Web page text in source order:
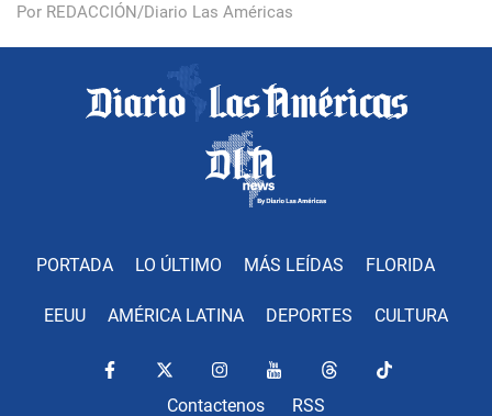
Por REDACCIÓN/Diario Las Américas
PORTADA LO ÚLTIMO MÁS LEÍDAS FLORIDA
EEUU AMÉRICA LATINA DEPORTES CULTURA
Contactenos RSS